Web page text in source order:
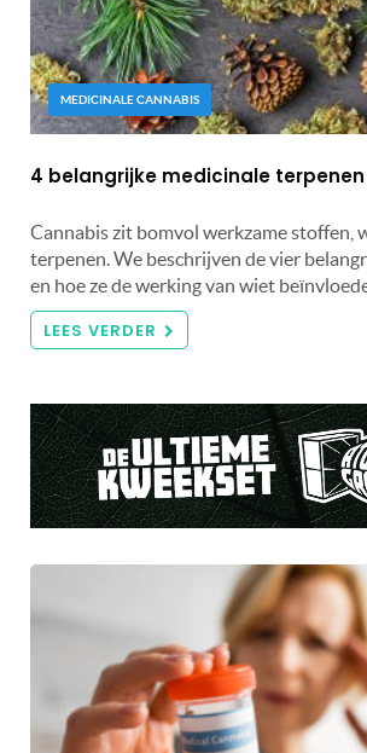
MEDICINALE CANNABIS
4 belangrijke medicinale
Cannabis zit bomvol werkzame stoffen,
terpenen. We beschrijven de vier
en hoe ze de werking van wiet
LEES VERDER